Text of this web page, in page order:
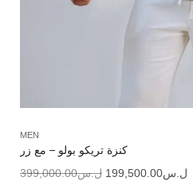
MEN
كنزة تريكو بولو – مع زر
ل.س399,000.00 ل.س199,500.00